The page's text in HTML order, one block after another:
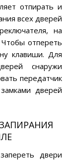
отпирать и
всех дверей
на
отпереть
клавиши. Для
снаружи
передатчик
дверей
двери